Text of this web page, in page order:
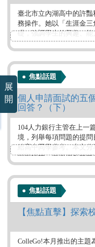
生涯發展與規劃，消費
臺北市立內湖高中的許
務操作。她以「生涯金
礎，強調學生的興趣、
作者：ColleGo!大學選才
標籤：
ColleGo!運用
焦點話題
個人申請面試的五
回答？（下）
104人力銀行主管在上一
境，列舉每項問題的提
給高中同學參考。本文
問題情境，同學們可根
標籤：
大學教授 申請入學
焦點話題
【焦點直擊】探索
ColleGo!本月推出的主題
展
開